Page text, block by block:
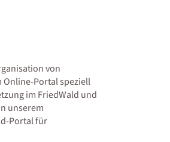
von
Online-Portal speziell
im FriedWald und
unserem
Portal für